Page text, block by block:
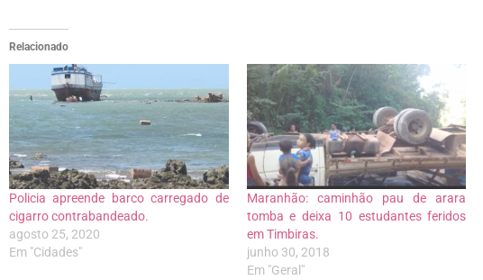
Relacionado
Policia apreende barco carregado de
cigarro contrabandeado.
agosto 25, 2020
Em "Cidades"
Maranhão: caminhão pau de arara
tomba e deixa 10 estudantes feridos
em Timbiras.
junho 30, 2018
Em "Geral"